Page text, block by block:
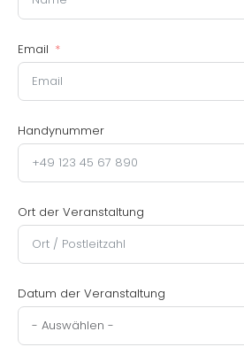
Email
Handynummer
Ort der Veranstaltung
Datum der Veranstaltung